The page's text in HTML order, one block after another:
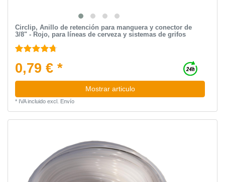
Circlip, Anillo de retención para manguera y conector de
3/8" - Rojo, para líneas de cerveza y sistemas de grifos
0,79 € *
Mostrar articulo
* IVA incluidoexcl. Envío